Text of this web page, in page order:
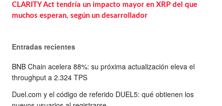
CLARITY Act tendría un impacto mayor en XRP del que
muchos esperan, según un desarrollador
Entradas recientes
BNB Chain acelera 88%: su próxima actualización eleva el
throughput a 2.324 TPS
Duel.com y el código de referido DUEL5: qué obtienen los